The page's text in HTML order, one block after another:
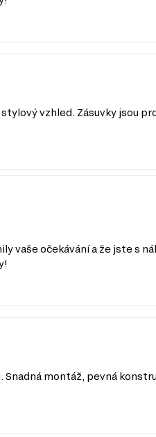
vzhled. Zásuvky jsou
vaše očekávání a že jste s
montáž, pevná